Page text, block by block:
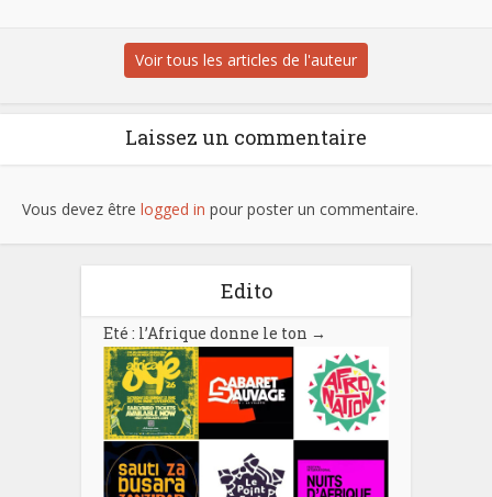
Voir tous les articles de l'auteur
Laissez un commentaire
Vous devez être logged in pour poster un commentaire.
Edito
Eté : l’Afrique donne le ton →